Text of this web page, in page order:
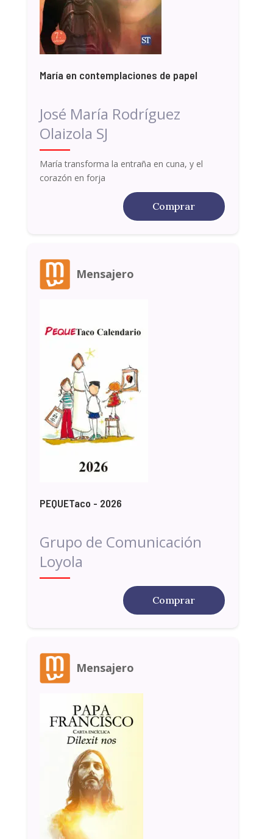
María en contemplaciones de papel
José María Rodríguez
Olaizola SJ
María transforma la entraña en cuna, y el
corazón en forja
Comprar
Mensajero
PEQUETaco - 2026
Grupo de Comunicación
Loyola
Comprar
Mensajero